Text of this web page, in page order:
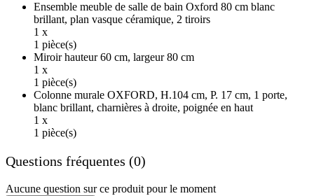
Ensemble meuble de salle de bain Oxford 80 cm blanc
brillant, plan vasque céramique, 2 tiroirs
1 x
1 pièce(s)
Miroir hauteur 60 cm, largeur 80 cm
1 x
1 pièce(s)
Colonne murale OXFORD, H.104 cm, P. 17 cm, 1 porte,
blanc brillant, charnières à droite, poignée en haut
1 x
1 pièce(s)
Questions fréquentes (0)
Aucune question sur ce produit pour le moment